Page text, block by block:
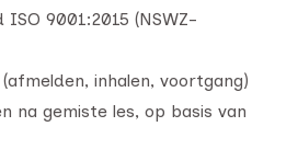
9001:2015 (NSWZ-
inhalen, voortgang)
na gemiste les, op basis van